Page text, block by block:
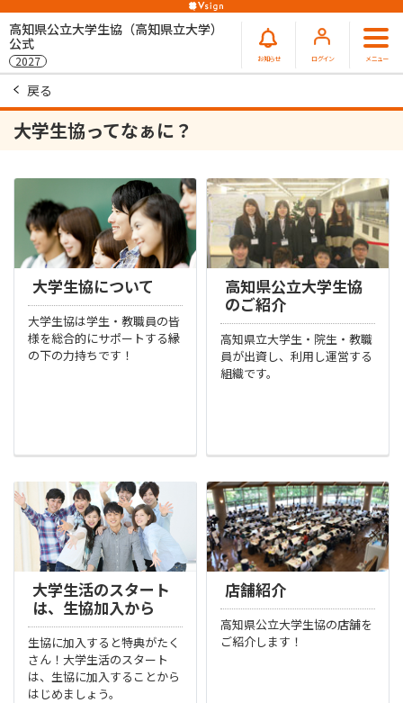
高知県公立大学生協（高知県立大学）
公式
2027 お知らせ ログイン メニュー
戻る
大学生協ってなぁに？
大学生協について
大学生協は学生・教職員の皆
様を総合的にサポートする縁
の下の力持ちです！
高知県公立大学生協
のご紹介
高知県立大学生・院生・教職
員が出資し、利用し運営する
組織です。
大学生活のスタート
は、生協加入から
生協に加入すると特典がたく
さん！大学生活のスタート
は、生協に加入することから
はじめましょう。
店舗紹介
高知県公立大学生協の店舗を
ご紹介します！